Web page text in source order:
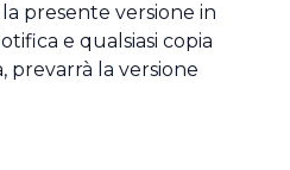
presente versione in
e qualsiasi copia
prevarrà la versione